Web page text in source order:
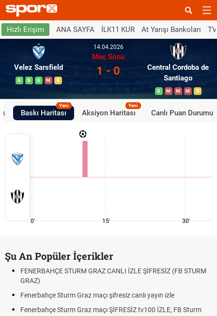
Hızlı Erişim ANA SAYFA İLK11 KUR At Yarışı Bankoları
Velez Sarsfield
G G G M B
14.04.2026
Maç Sonu
1 - 0
Central Cordoba de
Santiago
G M M M B
Baskı Haritası
Yeni
Aksiyon Haritası
Yeni
Canlı Puan Durumu
0' 15' 30'
Şu An Popüler İçerikler
FENERBAHÇE STURM GRAZ CANLI İZLE ŞİFRESİZ (FB STURM
GRAZ)
Fenerbahçe Sturm Graz maçı şifresiz canlı yayın izle
Fenerbahçe Sturm Graz maçı ŞİFRESİZ tv100 İZLE, FB Sturm